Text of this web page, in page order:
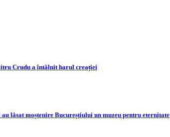
Crudu a întâlnit harul creației
lăsat moștenire Bucureștiului un muzeu pentru eternitate